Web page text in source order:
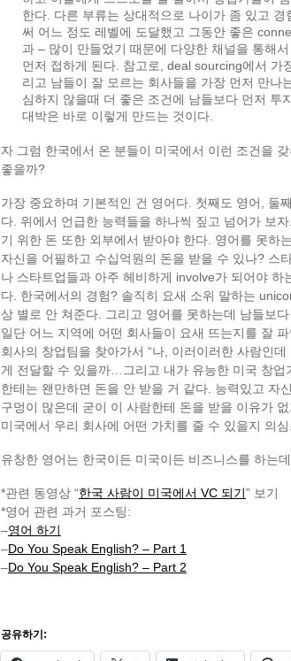
한다. 다른 부류는 상대적으로 나이가 좀 있고
써 어느 정도 레벨에 도달했고 그동안 좋은
과 – 많이 만들었기 때문에 다양한 채널을 통해
먼저 접하게 된다. 참고로, deal sourcing에서 가
리고 남들이 잘 모르는 회사들을 가장 먼저 만나
심하지 않을때 더 좋은 조건에 남들보다 먼저 투
대박은 바로 이렇게 만드는 것이다.
자 그럼 한국에서 온 분들이 미국에서 이런 조건을
좋을까?
가장 중요하며 기본적인 건 영어다. 첫째도 영어, 둘
다. 위에서 언급한 능력들을 하나씩 짚고 넘어가 보
기 위한 돈 또한 외부에서 받아야 한다. 영어를 못하
자신을 어필하고 수십억원의 돈을 받을 수 있나? 스
나 스타트업들과 아주 헤비하게 involve가 되어야 하
다. 한국에서의 경험? 솔직히 요새 소위 말하는
상 별로 안 쳐준다. 그리고 영어를 못하는데 남들보
일단 어느 지역에 어떤 회사들이 요새 뜨는지를 잘
회사의 창업팀을 찾아가서 “나, 이러이러한 사람인
게 전달할 수 있을까…그리고 내가 유능한 미국 창업
한테는 왠만하면 돈을 안 받을 거 같다. 능력있고 자
구멍이 많은데 굳이 이 사람한테 돈을 받을 이유가
미국에서 우리 회사에 어떤 가치를 줄 수 있을지 의
유창한 영어는 한국이든 미국이든 비즈니스를 하는
*관련 동영상 “한국 사람이 미국에서 VC 되기” 보기
*영어 관련 과거 포스팅:
–영어 하기
–Do You Speak English? – Part 1
–Do You Speak English? – Part 2
공유하기: